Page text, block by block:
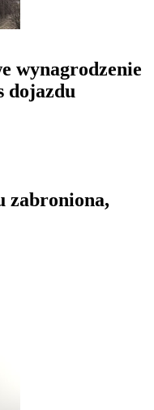
wynagrodzenie
dojazdu
zabroniona,